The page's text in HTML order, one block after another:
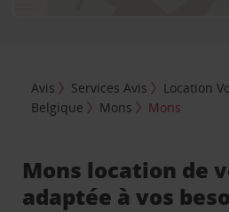
Avis Services Avis Location
Belgique
Mons Mons
Mons location de
adaptée à vos